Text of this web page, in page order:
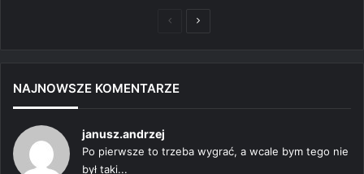
PoprzedniaNastępna
NAJNOWSZE KOMENTARZE
janusz.andrzej
Po pierwsze to trzeba wygrać, a wcale bym tego nie
był taki...